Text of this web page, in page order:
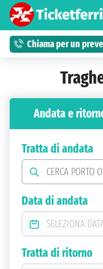
Chiama per un
Andata e
Tratta di andata
Data di andata
Tratta di ritorno